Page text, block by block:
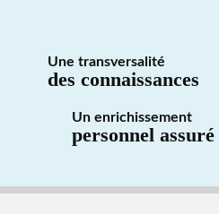
Une transversalité
des connaissances
Un enrichissement
personnel assuré